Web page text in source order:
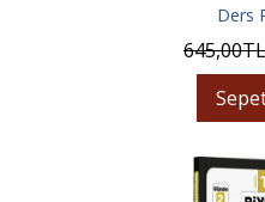
Ders
645,00TL